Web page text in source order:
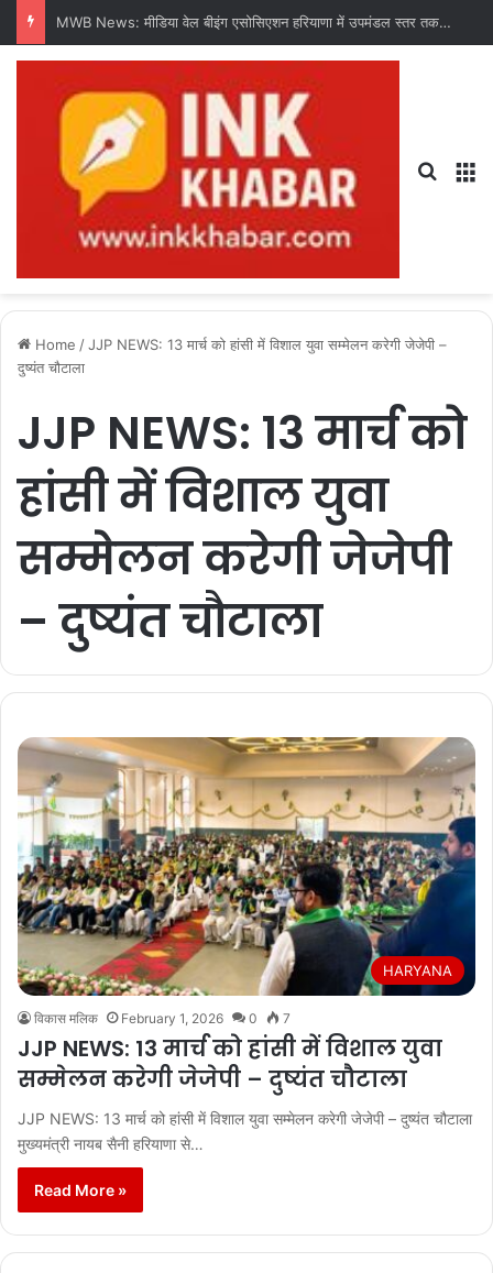
MWB News: मीडिया वेल बीइंग एसोसिएशन हरियाणा में उपमंडल स्तर तक संगठन का करेगी विस्तार : चंद्र शेखर धरणी
Home /JJP NEWS: 13 मार्च को हांसी में विशाल युवा सम्मेलन करेगी जेजेपी –
दुष्यंत चौटाला
JJP NEWS: 13 मार्च को
हांसी में विशाल युवा
सम्मेलन करेगी जेजेपी
– दुष्यंत चौटाला
HARYANA
विकास मलिक February 1, 2026 0 7
JJP NEWS: 13 मार्च को हांसी में विशाल युवा
सम्मेलन करेगी जेजेपी – दुष्यंत चौटाला
JJP NEWS: 13 मार्च को हांसी में विशाल युवा सम्मेलन करेगी जेजेपी – दुष्यंत चौटाला
मुख्यमंत्री नायब सैनी हरियाणा से…
Read More »